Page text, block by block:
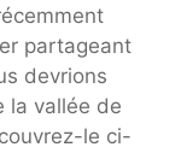
partageant
devrions
la vallée de
le ci-